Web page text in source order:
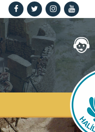
Anasayfa
Kurumsal
Haliliye
Spor